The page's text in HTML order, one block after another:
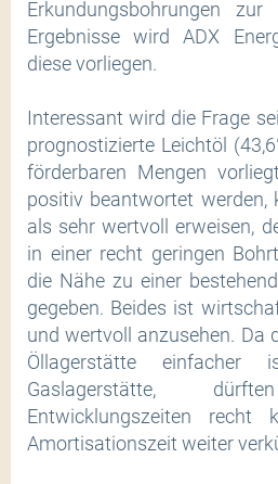
Erkundungsbohrungen
Ergebnisse wird ADX
diese vorliegen.
Interessant wird die Frage
prognostizierte Leichtöl
förderbaren Mengen
positiv beantwortet werden,
als sehr wertvoll erweisen,
in einer recht geringen
die Nähe zu einer
gegeben. Beides ist
und wertvoll anzusehen. Da
Öllagerstätte
Gaslagerstätte,
Entwicklungszeiten
Amortisationszeit weiter